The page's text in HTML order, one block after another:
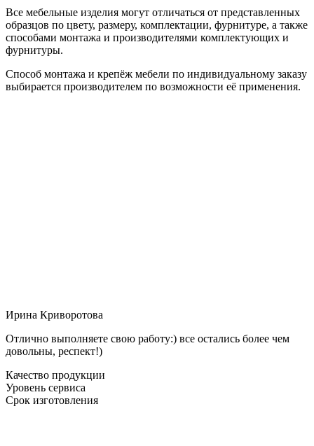
Все мебельные изделия могут отличаться от представленных
образцов по цвету, размеру, комплектации, фурнитуре, а также
способами монтажа и производителями комплектующих и
фурнитуры.
Способ монтажа и крепёж мебели по индивидуальному заказу
выбирается производителем по возможности её применения.
Ирина Криворотова
Отлично выполняете свою работу:) все остались более чем
довольны, респект!)
Качество продукции
Уровень сервиса
Срок изготовления